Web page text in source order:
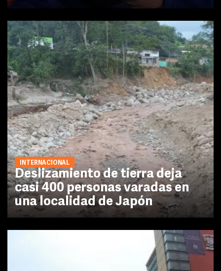
INTERNACIONAL
Deslizamiento de tierra deja
casi 400 personas varadas en
una localidad de Japón